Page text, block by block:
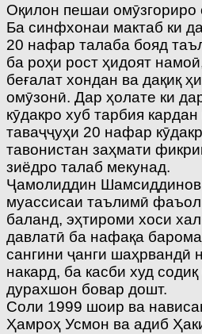
Оқилон пешаи омӯзгориро
Ба синфхонаи мактаб ки
20 нафар талаба бояд
ба роҳи рост ҳидоят
беғалат хондан ва дақиқ
омӯзонӣ. Дар ҳолате ки
кӯдакро хуб тарбия
таваҷҷуҳи 20 нафар
тавонистан заҳмати
зиёдро талаб мекунад.
Ҷамолиддин Шамсиддинов
муассисаи таълимӣ
баланд, эҳтироми хоси
давлатӣ ба нафақа
сангини ҷанги шаҳрвандӣ
накард, ба касби худ
дурахшон бовар дошт.
Соли 1999 шоир ва
Ҳамроҳ Усмон ва адиб